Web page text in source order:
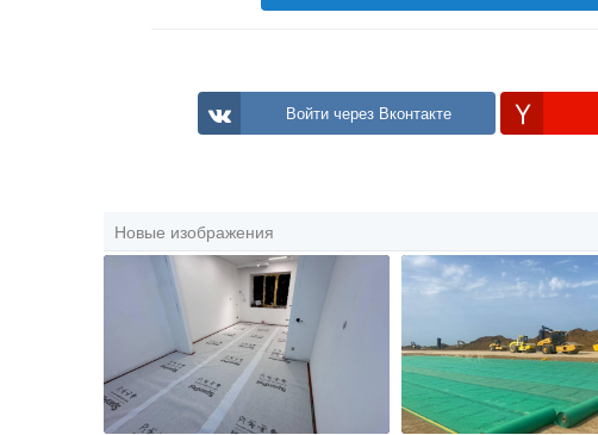
Войти через Вконтакте
Новые изображения